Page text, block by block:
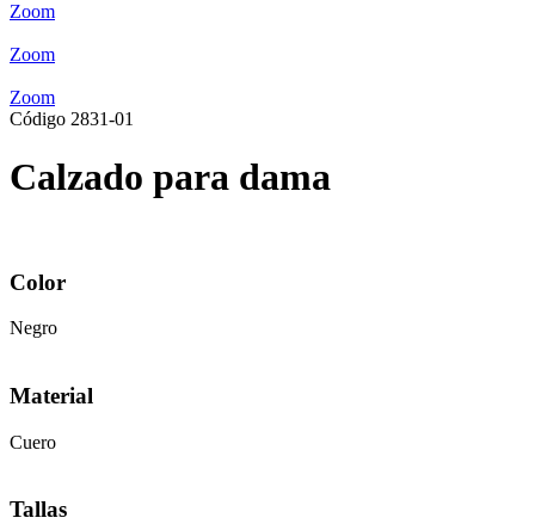
Zoom
Zoom
Zoom
Código 2831-01
Calzado para dama
Color
Negro
Material
Cuero
Tallas